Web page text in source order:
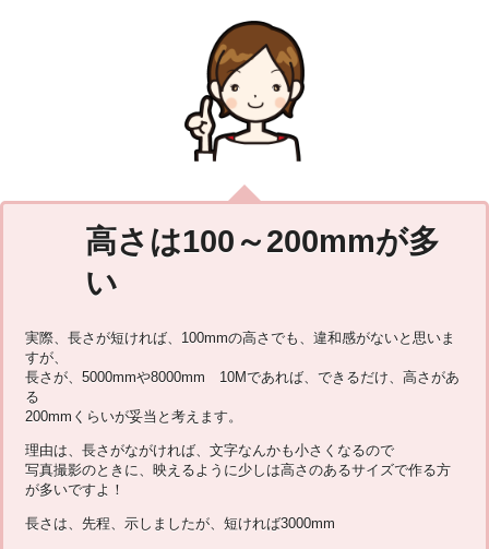
高さは100～200mmが多
い
実際、長さが短ければ、100mmの高さでも、違和感がないと思いま
すが、
長さが、5000mmや8000mm 10Mであれば、できるだけ、高さがあ
る
200mmくらいが妥当と考えます。
理由は、長さがながければ、文字なんかも小さくなるので
写真撮影のときに、映えるように少しは高さのあるサイズで作る方
が多いですよ！
長さは、先程、示しましたが、短ければ3000mm